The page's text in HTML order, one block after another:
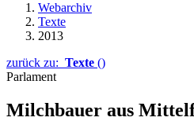
Webarchiv
Texte
2013
zurück zu: Texte ()
Parlament
Milchbauer aus